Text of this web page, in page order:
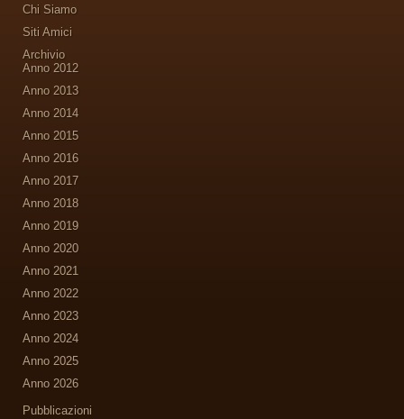
Chi Siamo
Siti Amici
Archivio
Anno 2012
Anno 2013
Anno 2014
Anno 2015
Anno 2016
Anno 2017
Anno 2018
Anno 2019
Anno 2020
Anno 2021
Anno 2022
Anno 2023
Anno 2024
Anno 2025
Anno 2026
Pubblicazioni